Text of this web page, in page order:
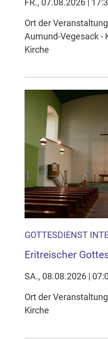
Ort der
Aumund-Vegesack -
Kirche
GOTTESDIENST
Eritreischer
SA., 08.08.2026 |
Ort der
Kirche